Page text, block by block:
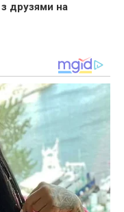
з друзями на